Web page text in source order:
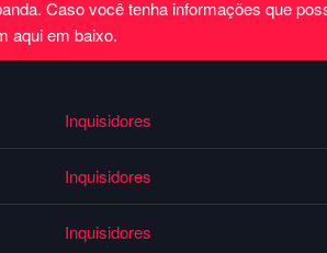
Caso você tenha informações que
aqui em baixo.
Inquisidores
Inquisidores
Inquisidores